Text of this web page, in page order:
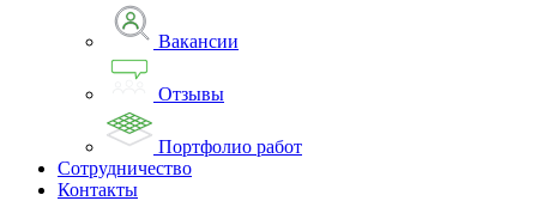
Вакансии
Отзывы
Портфолио работ
Сотрудничество
Контакты